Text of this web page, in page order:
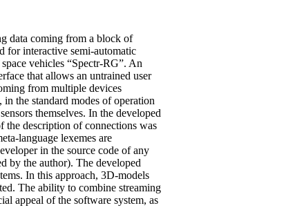
data coming from a block of
for interactive semi-automatic
vehicles “Spectr-RG”. An
that allows an untrained user
from multiple devices
in the standard modes of operation
themselves. In the developed
the description of connections was
language lexemes are
in the source code of any
by the author). The developed
In this approach, 3D-models
The ability to combine streaming
appeal of the software system, as